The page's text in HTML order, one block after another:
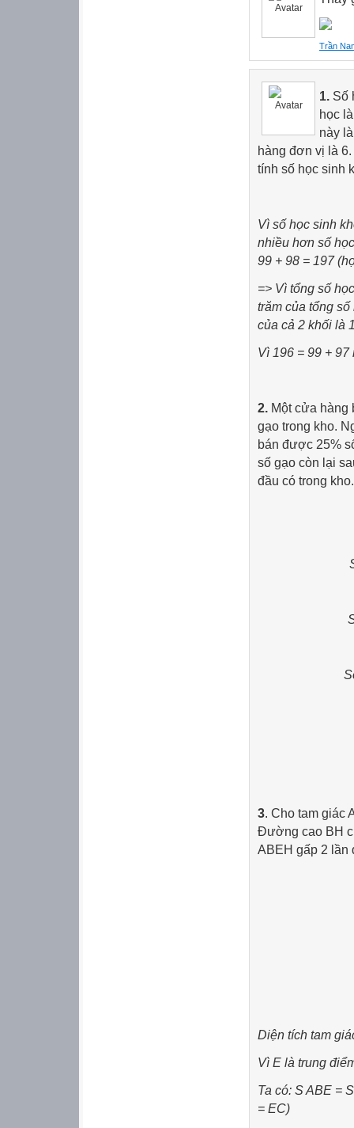
Trần
1. Số
học
này
hàng đơn vị là
tính số học sinh
Vì số học sinh
nhiều hơn số
99 + 98 = 197
=> Vì tổng số
trăm của tổng
của cả 2 khối là
Vì 196 = 99 +
2. Một cửa hàng
gạo trong kho.
bán được 25%
số gạo còn lại
đầu có trong kho.
3. Cho tam giác
Đường cao BH
ABEH gấp 2 lần
Diện tích tam
Vì E là trung
Ta có: S ABE =
= EC)